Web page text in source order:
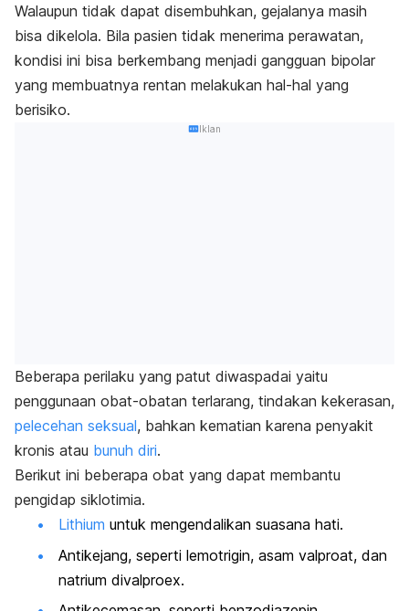
Walaupun tidak dapat disembuhkan, gejalanya masih
bisa dikelola. Bila pasien tidak menerima perawatan,
kondisi ini bisa berkembang menjadi gangguan bipolar
yang membuatnya rentan melakukan hal-hal yang
berisiko.
Iklan
Beberapa perilaku yang patut diwaspadai yaitu
penggunaan obat-obatan terlarang, tindakan kekerasan,
pelecehan seksual, bahkan kematian karena penyakit
kronis atau bunuh diri.
Berikut ini beberapa obat yang dapat membantu
pengidap siklotimia.
Lithium untuk mengendalikan suasana hati.
Antikejang, seperti lemotrigin, asam valproat, dan
natrium divalproex.